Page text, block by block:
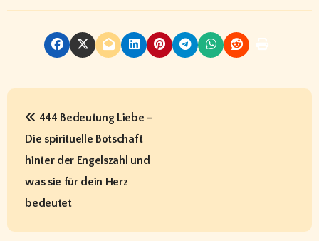
P
n
444 Bedeutung Liebe –
Die spirituelle Botschaft
hinter der Engelszahl und
was sie für dein Herz
bedeutet